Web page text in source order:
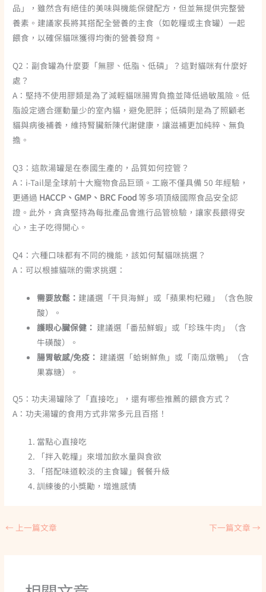
品」，雖然含有絕佳的美味與機能保健配方，但並無提供完整營
養素。建議家長將其搭配全營養的主食（如乾糧或主食罐）一起
餵食，以確保貓咪獲得均衡的營養發育。
Q2：副食罐為什麼要「無膠、低脂、低磷」？這對貓咪有什麼好
處？
A：堅持不使用膠類是為了減輕貓咪腸胃負擔並降低過敏風險。低
脂設定適合運動量少的室內貓，避免肥胖；低磷則是為了照顧老
貓與病後補養，維持腎臟新陳代謝健康，讓滋補更加純粹、無負
擔。
Q3：這款湯罐是在泰國生產的，品質如何控管？
A：i-Tail是全球前十大寵物食品巨頭。工廠不僅具備 50 年經驗，
更通過 HACCP、GMP、BRC Food 等多項頂級國際食品安全認
證。此外，貪貪堅持為每批產品會進行品管檢驗，讓家長餵得安
心，主子吃得開心。
Q4：六種口味都有不同的機能，該如何幫貓咪挑選？
A：可以根據貓咪的需求挑選：
需要放鬆： 建議選「干貝海鮮」或「蘋果枸杞雞」（含色胺
酸）。
護眼心臟保健： 建議選「番茄鮮蝦」或「珍珠牛肉」（含
牛磺酸）。
腸胃敏感/免疫： 建議選「蛤蜊鮮魚」或「南瓜燉鴨」（含
果寡糖）。
Q5：功夫湯罐除了「直接吃」，還有哪些推薦的餵食方式？
A：功夫湯罐的食用方式非常多元且百搭！
當點心直接吃
「拌入乾糧」來增加飲水量與食欲
「搭配味道較淡的主食罐」餐餐升級
訓練後的小獎勵，增進感情
← 上一篇文章 下一篇文章 →